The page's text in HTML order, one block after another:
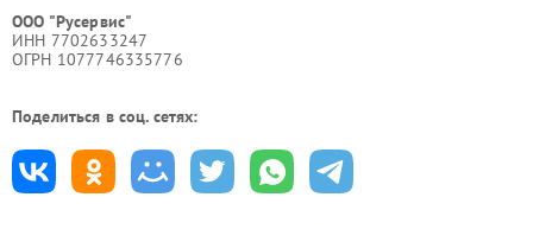
ООО "Русервис"
ИНН 7702633247
ОГРН 1077746335776
Поделиться в соц. сетях: